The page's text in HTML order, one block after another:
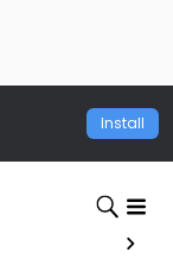
Install